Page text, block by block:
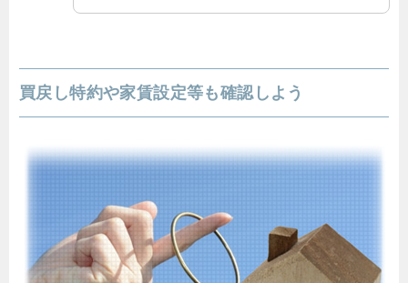
買戻し特約や家賃設定等も確認しよう